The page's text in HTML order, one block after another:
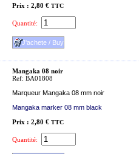
Prix : 2,80 € TTC
Quantité:
Mangaka 08 noir
Ref: BA01808
Marqueur Mangaka 08 mm noir
Mangaka marker 08 mm black
Prix : 2,80 € TTC
Quantité: